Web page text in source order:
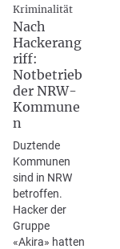
Kriminalität
Nach
Hackerang
riff:
Notbetrieb
der NRW-
Kommune
n
Duztende
Kommunen
sind in NRW
betroffen.
Hacker der
Gruppe
«Akira» hatten